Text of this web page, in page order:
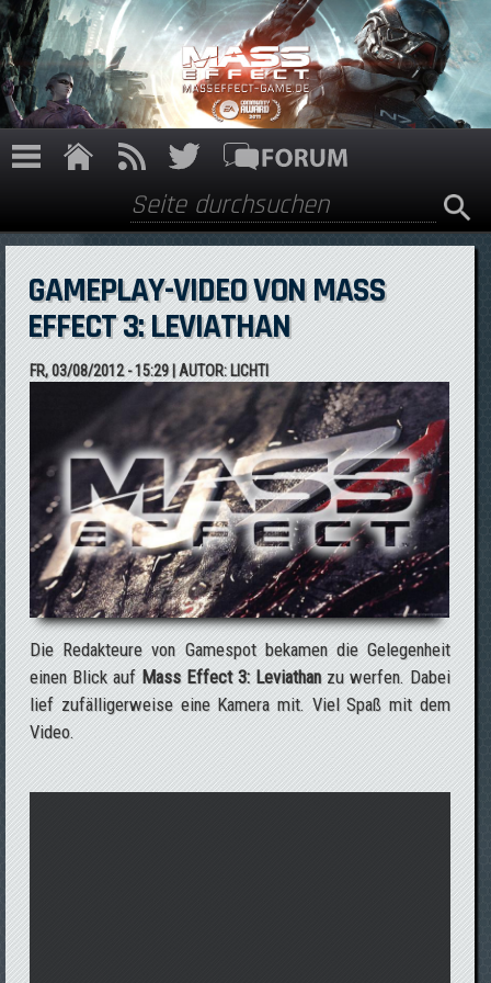
Direkt zum Inhalt
Suchformular
Suche
GAMEPLAY-VIDEO VON MASS
EFFECT 3: LEVIATHAN
FR, 03/08/2012 - 15:29| AUTOR:LICHTI
Die Redakteure von Gamespot bekamen die Gelegenheit
einen Blick aufMass Effect 3: Leviathanzu werfen. Dabei
lief zufälligerweise eine Kamera mit. Viel Spaß mit dem
Video.